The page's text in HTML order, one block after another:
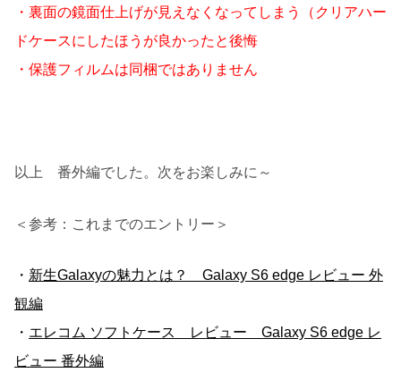
・裏面の鏡面仕上げが見えなくなってしまう（クリアハー
ドケースにしたほうが良かったと後悔
・保護フィルムは同梱ではありません
以上 番外編でした。次をお楽しみに～
＜参考：これまでのエントリー＞
・ 新生Galaxyの魅力とは？ Galaxy S6 edge レビュー 外
観編
・ エレコム ソフトケース レビュー Galaxy S6 edge レ
ビュー 番外編